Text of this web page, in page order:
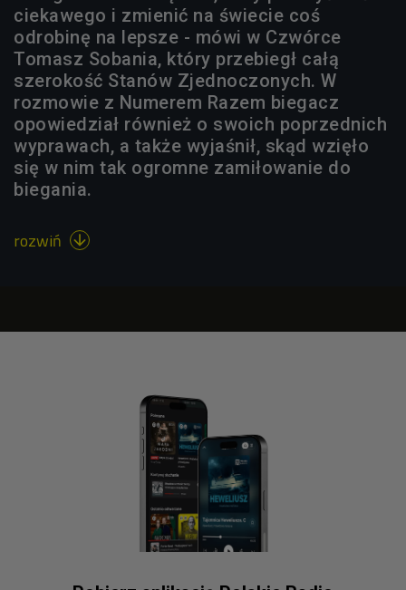
ciekawego i zmienić na świecie coś
odrobinę na lepsze - mówi w Czwórce
Tomasz Sobania, który przebiegł całą
szerokość Stanów Zjednoczonych. W
rozmowie z Numerem Razem biegacz
opowiedział również o swoich poprzednich
wyprawach, a także wyjaśnił, skąd wzięło
się w nim tak ogromne zamiłowanie do
biegania.
rozwiń 